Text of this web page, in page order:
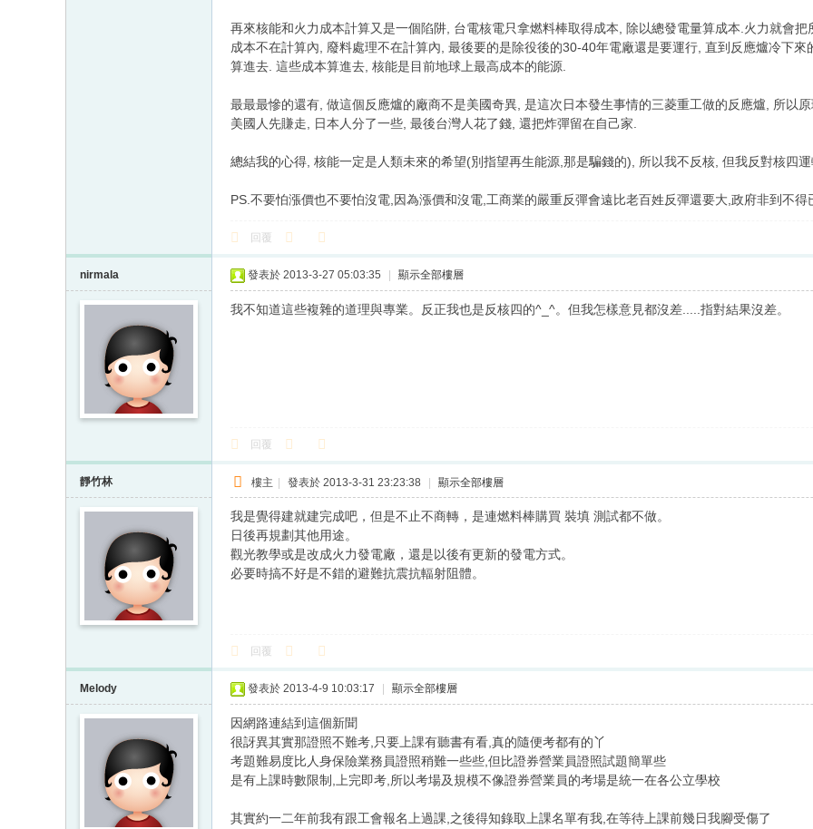
再來核能和火力成本計算又是一個陷阱, 台電核電只拿燃料棒取得成本, 除以總發電量算成本.火力就會
成本不在計算內, 廢料處理不在計算內, 最後要的是除役後的30-40年電廠還是要運行, 直到反應爐冷下
算進去. 這些成本算進去, 核能是目前地球上最高成本的能源.
最最最慘的還有, 做這個反應爐的廠商不是美國奇異, 是這次日本發生事情的三菱重工做的反應爐, 所以
美國人先賺走, 日本人分了一些, 最後台灣人花了錢, 還把炸彈留在自己家.
總結我的心得, 核能一定是人類未來的希望(別指望再生能源,那是騙錢的), 所以我不反核, 但我反對核四
PS.不要怕漲價也不要怕沒電,因為漲價和沒電,工商業的嚴重反彈會遠比老百姓反彈還要大,政府非到不得
回覆
nirmala 發表於 2013-3-27 05:03:35 顯示全部樓層
我不知道這些複雜的道理與專業。反正我也是反核四的^_^。但我怎樣意見都沒差.....指對結果沒差。
回覆
靜竹林 樓主 | 發表於 2013-3-31 23:23:38 | 顯示全部樓層
我是覺得建就建完成吧，但是不止不商轉，是連燃料棒購買 裝填 測試都不做。
日後再規劃其他用途。
觀光教學或是改成火力發電廠，還是以後有更新的發電方式。
必要時搞不好是不錯的避難抗震抗輻射阻體。
回覆
Melody 發表於 2013-4-9 10:03:17 顯示全部樓層
因網路連結到這個新聞
很訝異其實那證照不難考,只要上課有聽書有看,真的隨便考都有的丫
考題難易度比人身保險業務員證照稍難一些些,但比證券營業員證照試題簡單些
是有上課時數限制,上完即考,所以考場及規模不像證券營業員的考場是統一在各公立學校
其實約一二年前我有跟工會報名上過課,之後得知錄取上課名單有我,在等待上課前幾日我腳受傷了